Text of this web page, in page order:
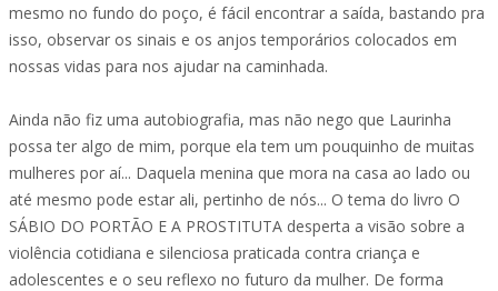
mesmo no fundo do poço, é fácil encontrar a saída, bastando pra
isso, observar os sinais e os anjos temporários colocados em
nossas vidas para nos ajudar na caminhada.
Ainda não fiz uma autobiografia, mas não nego que Laurinha
possa ter algo de mim, porque ela tem um pouquinho de muitas
mulheres por aí... Daquela menina que mora na casa ao lado ou
até mesmo pode estar ali, pertinho de nós... O tema do livro O
SÁBIO DO PORTÃO E A PROSTITUTA desperta a visão sobre a
violência cotidiana e silenciosa praticada contra criança e
adolescentes e o seu reflexo no futuro da mulher. De forma